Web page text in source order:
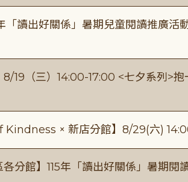
年「讀出好關係」暑期兒童閱讀推廣
8/19（三）14:00-17:00 <七夕系列>
Kindness × 新店分館】8/29(六)
各分館】115年「讀出好關係」暑期閱